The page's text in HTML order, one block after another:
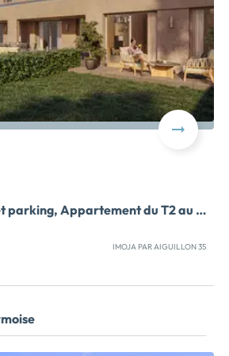
Maison, Garage et parking, Appartement du T2 au T4
IMOJA PAR AIGUILLON 35
! Découvrez CITADELLE,
nantaise. Ce programme